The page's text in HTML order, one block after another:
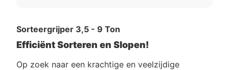
Sorteergrijper 3,5 - 9 Ton
Efficiënt Sorteren en Slopen!
Op zoek naar een krachtige en veelzijdige